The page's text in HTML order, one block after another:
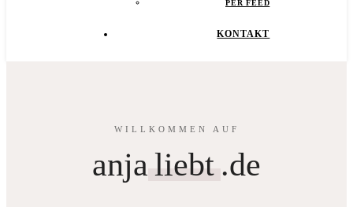
PER FEED
KONTAKT
WILLKOMMEN AUF
anja liebt .de